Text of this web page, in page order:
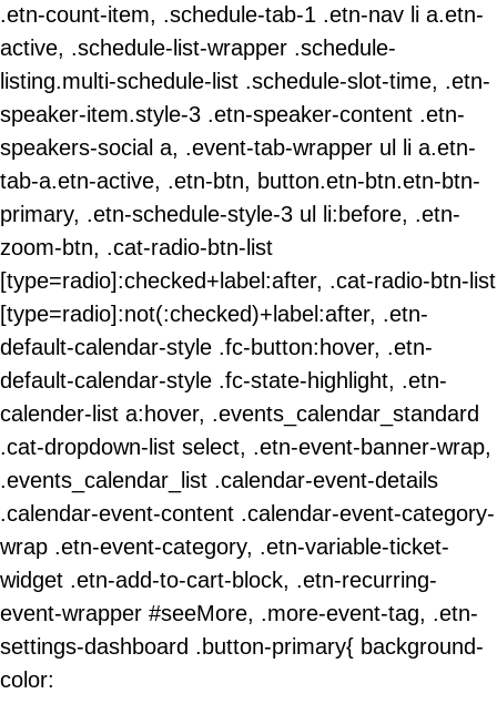
.etn-count-item, .schedule-tab-1 .etn-nav li a.etn-
active, .schedule-list-wrapper .schedule-
listing.multi-schedule-list .schedule-slot-time, .etn-
speaker-item.style-3 .etn-speaker-content .etn-
speakers-social a, .event-tab-wrapper ul li a.etn-
tab-a.etn-active, .etn-btn, button.etn-btn.etn-btn-
primary, .etn-schedule-style-3 ul li:before, .etn-
zoom-btn, .cat-radio-btn-list
[type=radio]:checked+label:after, .cat-radio-btn-list
[type=radio]:not(:checked)+label:after, .etn-
default-calendar-style .fc-button:hover, .etn-
default-calendar-style .fc-state-highlight, .etn-
calender-list a:hover, .events_calendar_standard
.cat-dropdown-list select, .etn-event-banner-wrap,
.events_calendar_list .calendar-event-details
.calendar-event-content .calendar-event-category-
wrap .etn-event-category, .etn-variable-ticket-
widget .etn-add-to-cart-block, .etn-recurring-
event-wrapper #seeMore, .more-event-tag, .etn-
settings-dashboard .button-primary{ background-
color: